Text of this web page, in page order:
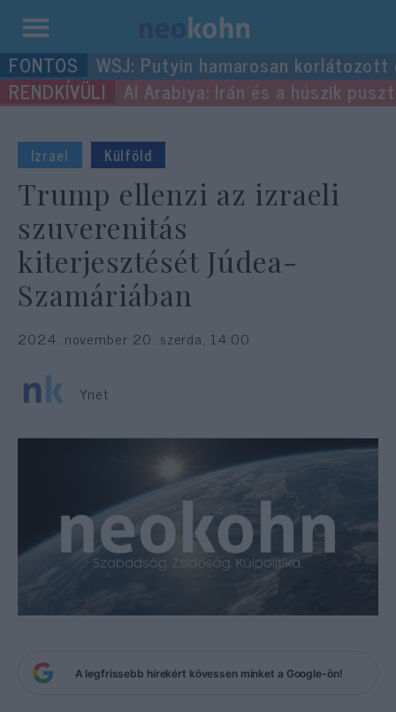
Kilépés
a
tartalomba
WSJ: Putyin hamarosan
Al Arabiya: Irán és a húszik
Izrael Külföld
Trump ellenzi az izraeli
szuverenitás
kiterjesztését Júdea-
Szamáriában
2024. november 20. szerda, 14:00
Ynet
A legfrissebb hírekért kövessen minket a Google-ön!